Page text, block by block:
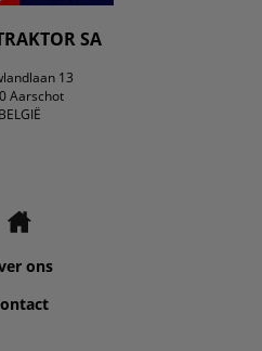
SA
13
Aarschot
BELGIË
ons